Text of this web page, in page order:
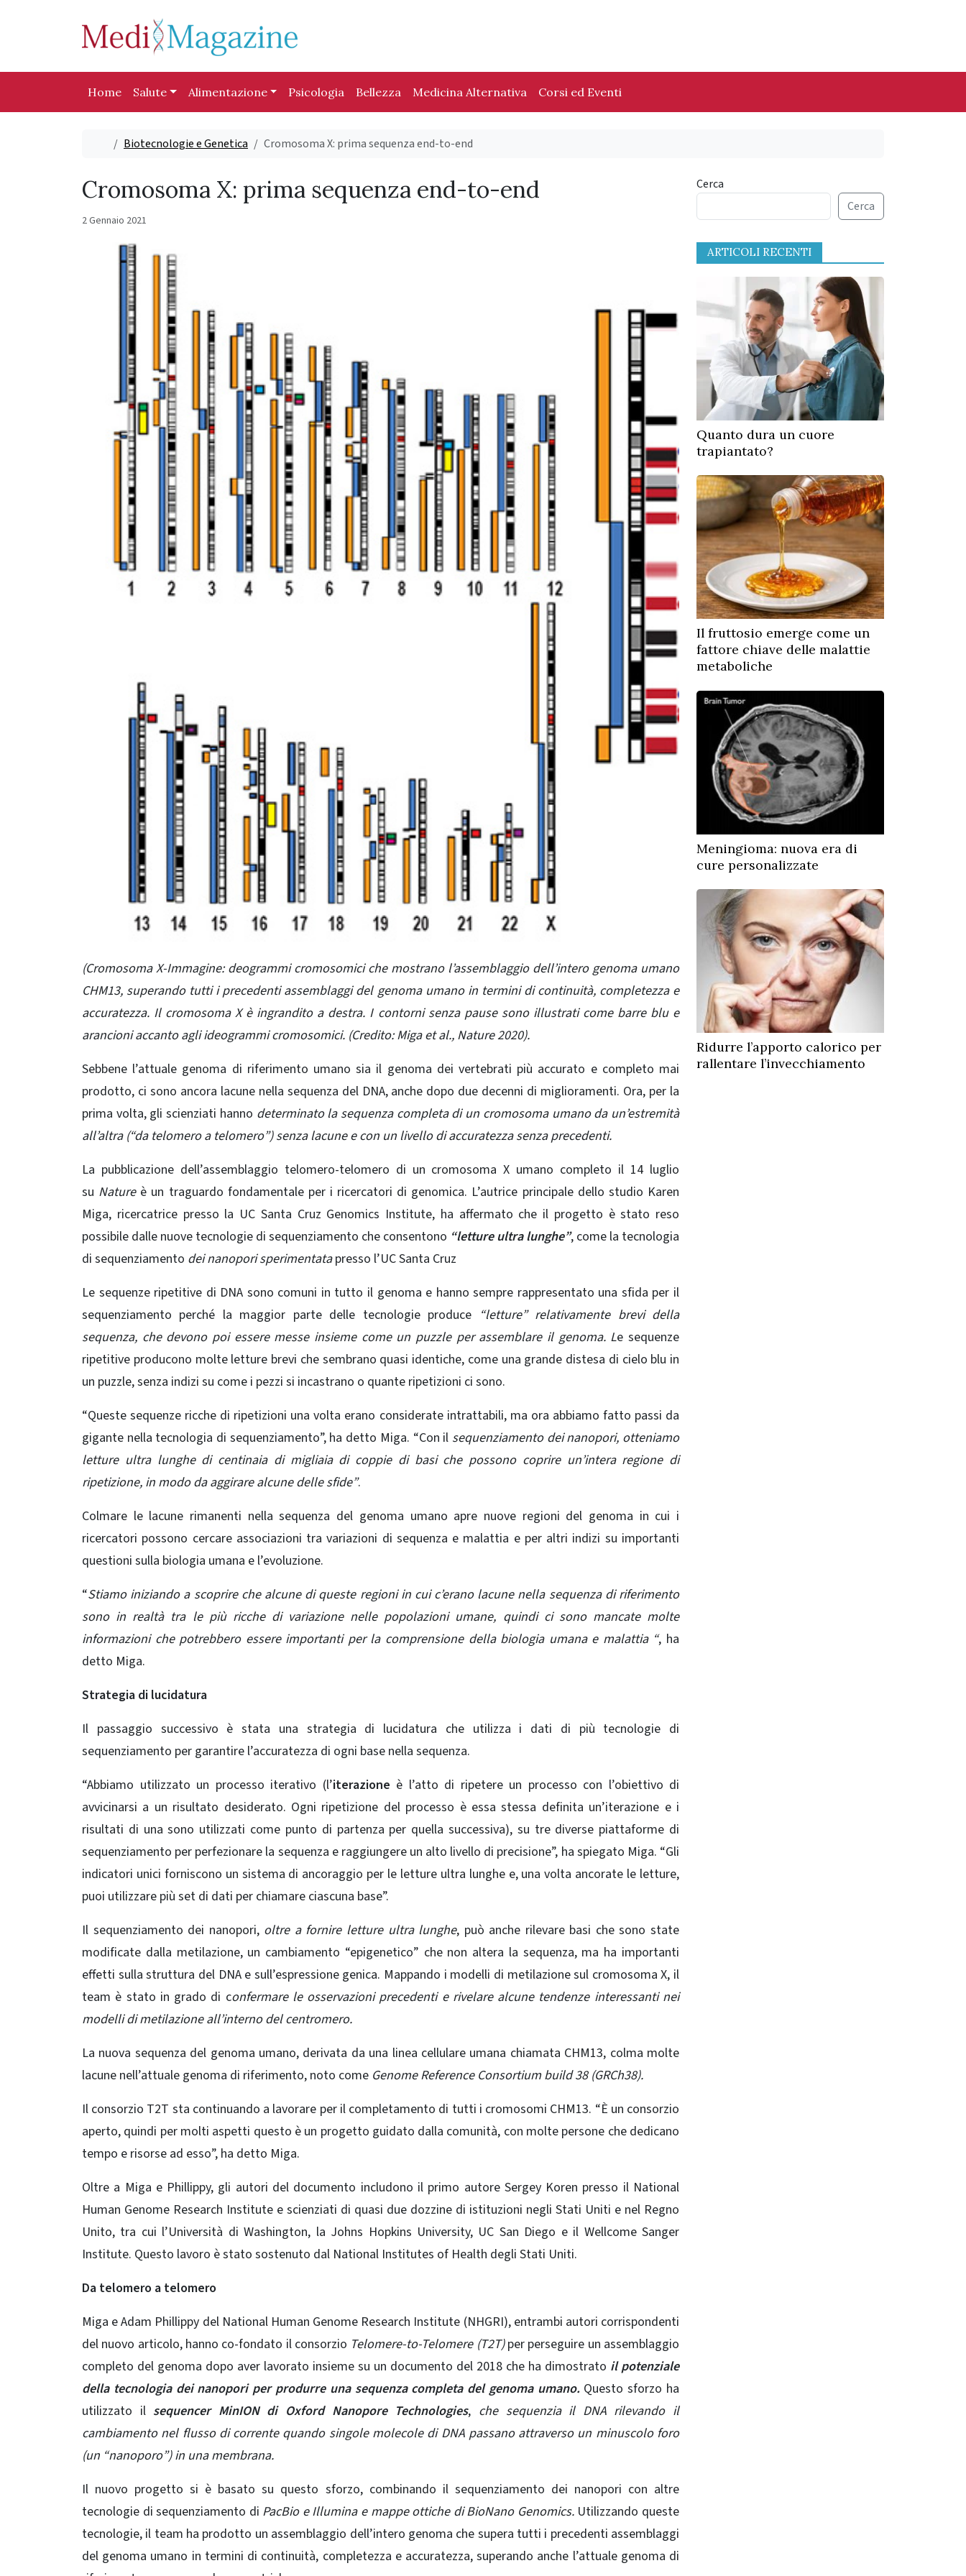
Home Salute Alimentazione Psicologia Bellezza Medicina Alternativa Corsi ed Eventi
HomeBiotecnologie e Genetica Cromosoma X: prima sequenza end-to-end
Cromosoma X: prima sequenza end-to-end
2 Gennaio 2021
(Cromosoma X-Immagine: deogrammi cromosomici che mostrano l’assemblaggio dell’intero genoma umano
CHM13, superando tutti i precedenti assemblaggi del genoma umano in termini di continuità, completezza e
accuratezza. Il cromosoma X è ingrandito a destra. I contorni senza pause sono illustrati come barre blu e
arancioni accanto agli ideogrammi cromosomici. (Credito: Miga et al., Nature 2020).
Sebbene l’attuale genoma di riferimento umano sia il genoma dei vertebrati più accurato e completo mai
prodotto, ci sono ancora lacune nella sequenza del DNA, anche dopo due decenni di miglioramenti. Ora, per la
prima volta, gli scienziati hanno determinato la sequenza completa di un cromosoma umano da un’estremità
all’altra (“da telomero a telomero”) senza lacune e con un livello di accuratezza senza precedenti.
La pubblicazione dell’assemblaggio telomero-telomero di un cromosoma X umano completo il 14 luglio
su Natureè un traguardo fondamentale per i ricercatori di genomica. L’autrice principale dello studio Karen
Miga, ricercatrice presso la UC Santa Cruz Genomics Institute, ha affermato che il progetto è stato reso
possibile dalle nuove tecnologie di sequenziamento che consentono “letture ultra lunghe”, come la tecnologia
di sequenziamento dei nanoporisperimentatapresso l’UC Santa Cruz
Le sequenze ripetitive di DNA sono comuni in tutto il genoma e hanno sempre rappresentato una sfida per il
sequenziamento perché la maggior parte delle tecnologie produce “letture” relativamente brevi della
sequenza, che devono poi essere messe insieme come un puzzle per assemblare il genoma. Le sequenze
ripetitive producono molte letture brevi che sembrano quasi identiche, come una grande distesa di cielo blu in
un puzzle, senza indizi su come i pezzi si incastrano o quante ripetizioni ci sono.
“Queste sequenze ricche di ripetizioni una volta erano considerate intrattabili, ma ora abbiamo fatto passi da
gigante nella tecnologia di sequenziamento”, ha detto Miga. “Con il sequenziamento dei nanopori, otteniamo
letture ultra lunghe di centinaia di migliaia di coppie di basi che possono coprire un’intera regione di
ripetizione, in modo da aggirare alcune delle sfide”.
Colmare le lacune rimanenti nella sequenza del genoma umano apre nuove regioni del genoma in cui i
ricercatori possono cercare associazioni tra variazioni di sequenza e malattia e per altri indizi su importanti
questioni sulla biologia umana e l’evoluzione.
“Stiamo iniziando a scoprire che alcune di queste regioni in cui c’erano lacune nella sequenza di riferimento
sono in realtà tra le più ricche di variazione nelle popolazioni umane, quindi ci sono mancate molte
informazioni che potrebbero essere importanti per la comprensione della biologia umana e malattia “, ha
detto Miga.
Strategia di lucidatura
Il passaggio successivo è stata una strategia di lucidatura che utilizza i dati di più tecnologie di
sequenziamento per garantire l’accuratezza di ogni base nella sequenza.
“Abbiamo utilizzato un processo iterativo (l’iterazione è l’atto di ripetere un processo con l’obiettivo di
avvicinarsi a un risultato desiderato. Ogni ripetizione del processo è essa stessa definita un’iterazione e i
risultati di una sono utilizzati come punto di partenza per quella successiva), su tre diverse piattaforme di
sequenziamento per perfezionare la sequenza e raggiungere un alto livello di precisione”, ha spiegato Miga. “Gli
indicatori unici forniscono un sistema di ancoraggio per le letture ultra lunghe e, una volta ancorate le letture,
puoi utilizzare più set di dati per chiamare ciascuna base”.
Il sequenziamento dei nanopori, oltre a fornire letture ultra lunghe, può anche rilevare basi che sono state
modificate dalla metilazione, un cambiamento “epigenetico” che non altera la sequenza, ma ha importanti
effetti sulla struttura del DNA e sull’espressione genica. Mappando i modelli di metilazione sul cromosoma X, il
team è stato in grado di confermare le osservazioni precedenti e rivelare alcune tendenze interessanti nei
modelli di metilazione all’interno del centromero.
La nuova sequenza del genoma umano, derivata da una linea cellulare umana chiamata CHM13, colma molte
lacune nell’attuale genoma di riferimento, noto come Genome Reference Consortium build 38 (GRCh38).
Il consorzio T2T sta continuando a lavorare per il completamento di tutti i cromosomi CHM13. “È un consorzio
aperto, quindi per molti aspetti questo è un progetto guidato dalla comunità, con molte persone che dedicano
tempo e risorse ad esso”, ha detto Miga.
Oltre a Miga e Phillippy, gli autori del documento includono il primo autore Sergey Koren presso il National
Human Genome Research Institute e scienziati di quasi due dozzine di istituzioni negli Stati Uniti e nel Regno
Unito, tra cui l’Università di Washington, la Johns Hopkins University, UC San Diego e il Wellcome Sanger
Institute. Questo lavoro è stato sostenuto dal National Institutes of Health degli Stati Uniti.
Da telomero a telomero
Miga e Adam Phillippy del National Human Genome Research Institute (NHGRI), entrambi autori corrispondenti
del nuovo articolo, hanno co-fondato il consorzio Telomere-to-Telomere (T2T)per perseguire un assemblaggio
completo del genoma dopo aver lavorato insieme su un documento del 2018 che ha dimostrato il potenziale
della tecnologia dei nanopori per produrre una sequenza completa del genoma umano.Questo sforzo ha
utilizzato il sequencer MinION di Oxford Nanopore Technologies, che sequenzia il DNA rilevando il
cambiamento nel flusso di corrente quando singole molecole di DNA passano attraverso un minuscolo foro
(un “nanoporo”) in una membrana.
Il nuovo progetto si è basato su questo sforzo, combinando il sequenziamento dei nanopori con altre
tecnologie di sequenziamento di PacBio e Illumina e mappe ottiche di BioNano Genomics.Utilizzando queste
tecnologie, il team ha prodotto un assemblaggio dell’intero genoma che supera tutti i precedenti assemblaggi
del genoma umano in termini di continuità, completezza e accuratezza, superando anche l’attuale genoma di
Cerca
Cerca
ARTICOLI RECENTI
Quanto dura un cuore
trapiantato?
Il fruttosio emerge come un
fattore chiave delle malattie
metaboliche
Meningioma: nuova era di
cure personalizzate
Ridurre l’apporto calorico per
rallentare l’invecchiamento